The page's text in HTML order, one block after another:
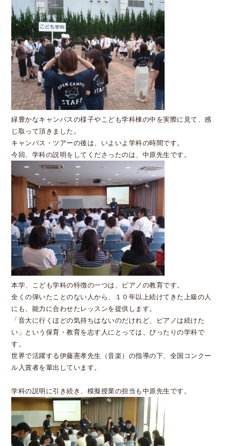
緑豊かなキャンパスの様子やこども学科棟の中を実際に見て、感
じ取って頂きました。
キャンパス・ツアーの後は、いよいよ学科の時間です。
今回、学科の説明をしてくださったのは、中原先生です。
本学、こども学科の特徴の一つは、ピアノの教育です。
全くの弾いたことのない人から、１０年以上続けてきた上級の人
にも、能力に合わせたレッスンを提供します。
「音大に行くほどの気持ちはないのだけれど、ピアノは続けた
い」という保育・教育を志す人にとっては、ぴったりの学科で
す。
世界で活躍する伊藤憲孝先生（音楽）の指導の下、全国コンクー
ル入賞者を輩出しています。
学科の説明に引き続き、模擬授業の担当も中原先生です。